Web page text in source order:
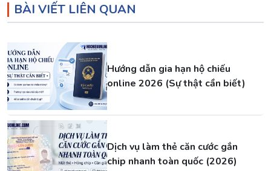
BÀI VIẾT LIÊN QUAN
Hướng dẫn gia hạn hộ chiếu
online 2026 (Sự thật cần biết)
Dịch vụ làm thẻ căn cước gắn
chip nhanh toàn quốc (2026)